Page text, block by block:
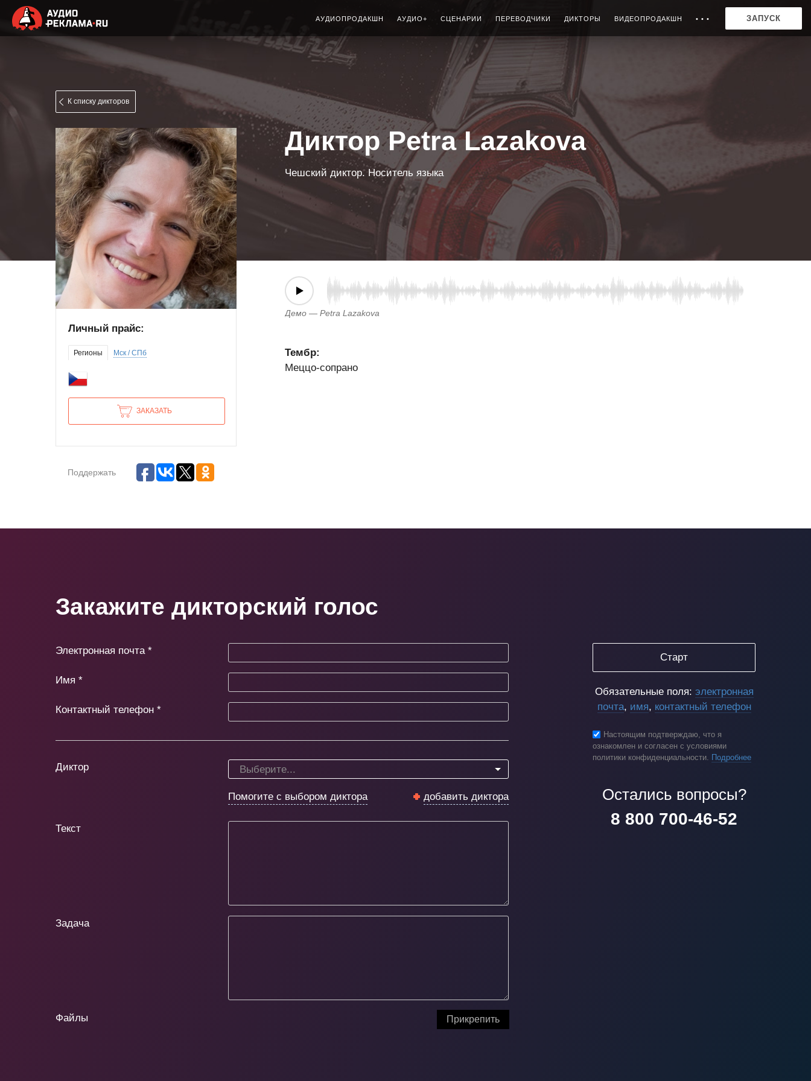
К списку дикторов
Личный прайс:
Регионы Мск / СПб
ЗАКАЗАТЬ
Поддержать
Диктор Petra Lazakova
Чешский диктор. Носитель языка
Демо — Petra Lazakova
Тембр:
Меццо-сопрано
Закажите дикторский голос
Электронная почта *
Имя *
Контактный телефон *
Диктор Выберите...
Помогите с выбором диктора добавить диктора
Текст
Задача
Файлы Прикрепить
Старт
Обязательные поля: электронная
почта, имя, контактный телефон
Настоящим подтверждаю, что я
ознакомлен и согласен с условиями
политики конфиденциальности. Подробнее
Остались вопросы?
8 800 700-46-52
АУДИОПРОДАКШН АУДИО+ СЦЕНАРИИ ПЕРЕВОДЧИКИ ДИКТОРЫ ВИДЕОПРОДАКШН • • • ЗАПУСК